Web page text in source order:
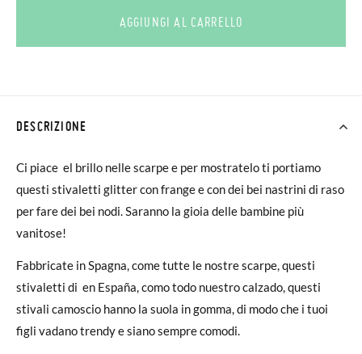
AGGIUNGI AL CARRELLO
DESCRIZIONE
Ci piace el brillo nelle scarpe e per mostratelo ti portiamo
questi stivaletti glitter con frange e con dei bei nastrini di raso
per fare dei bei nodi. Saranno la gioia delle bambine più
vanitose!
Fabbricate in Spagna, come tutte le nostre scarpe, questi
stivaletti di en España, como todo nuestro calzado, questi
stivali camoscio hanno la suola in gomma, di modo che i tuoi
figli vadano trendy e siano sempre comodi.